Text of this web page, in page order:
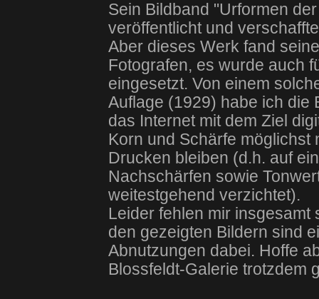
Sein Bildband "Urformen
veröffentlicht und
Aber dieses Werk fand
Fotografen, es wurde auch
eingesetzt. Von einem
Auflage (1929) habe ich die
das Internet mit dem Ziel
Korn und Schärfe möglichst
Drucken bleiben (d.h. auf
Nachschärfen sowie
weitestgehend verzichtet).
Leider fehlen mir insgesamt
den gezeigten Bildern sind
Abnutzungen dabei. Hoffe
Blossfeldt-Galerie trotzdem